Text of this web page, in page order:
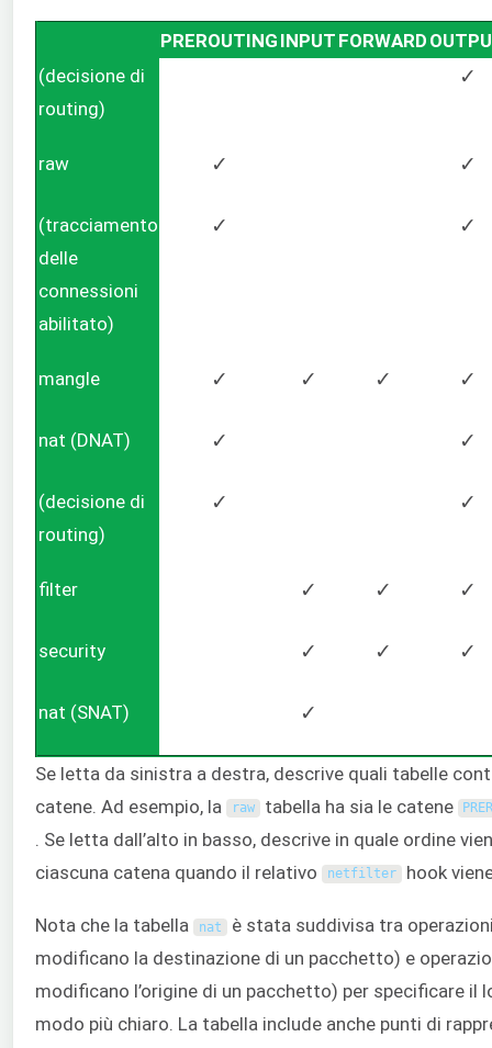
PREROUTING INPUT FORWARD
(decisione di
routing)
✓
raw ✓ ✓
(tracciamento
delle
connessioni
abilitato)
✓ ✓
mangle ✓ ✓ ✓ ✓
nat (DNAT) ✓ ✓
(decisione di
routing)
✓ ✓
filter ✓ ✓ ✓
security ✓ ✓ ✓
nat (SNAT) ✓
Se letta da sinistra a destra, descrive quali tabelle
catene. Ad esempio, la
raw tabella ha sia le catene
. Se letta dall’alto in basso, descrive in quale ordine
ciascuna catena quando il relativo
netfilter hook
Nota che la tabella nat è stata suddivisa tra
modificano la destinazione di un pacchetto) e
modificano l’origine di un pacchetto) per specificare il
modo più chiaro. La tabella include anche punti di